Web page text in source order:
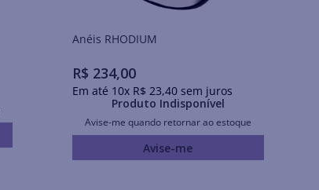
Anéis RHODIUM
R$ 234,00
Em até 10x R$ 23,40sem juros
Produto Indisponível
Avise-me quando retornar ao estoque
Avise-me